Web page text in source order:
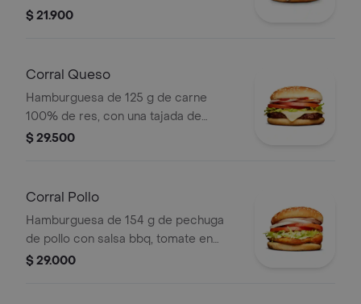
tipo mozzarella, papas callejera, salsa
$ 21.900
Corral Queso
Hamburguesa de 125 g de carne
100% de res, con una tajada de
queso tipo mozzarella, tomate en
mostaza
$ 29.500
Corral Pollo
Hamburguesa de 154 g de pechuga
de pollo con salsa bbq, tomate en
rodajas, cebolla en rodajas, lechuga y
$ 29.000